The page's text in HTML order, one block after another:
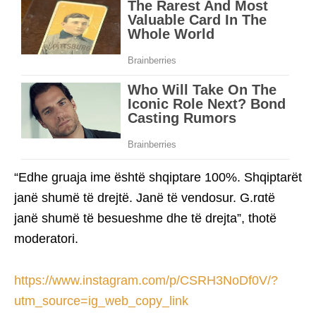
“Edhe gruaja ime është shqiptare 100%. Shqiptarët
janë shumë të drejtë. Janë të vendosur. G.rɑtë
janë shumë të besueshme dhe të drejta”, thotë
moderatori.
https://www.instagram.com/p/CSRH3NoDf0V/?
utm_source=ig_web_copy_link